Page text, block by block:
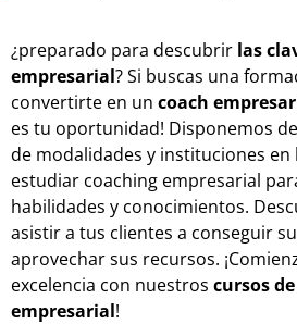
¿preparado para descubrir las
empresarial? Si buscas una
convertirte en un coach
es tu oportunidad! Disponemos
de modalidades y instituciones en
estudiar coaching empresarial
habilidades y conocimientos.
asistir a tus clientes a conseguir
aprovechar sus recursos.
excelencia con nuestros cursos
empresarial!